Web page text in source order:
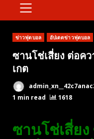
PRIMARY
ข่าวฟุตบอล อัปเดตข่าวฟุตบอล
ซานโช่เสี่ยง ต่อคว
เกต
1 min read
1618
ซานโช่เสี่ย